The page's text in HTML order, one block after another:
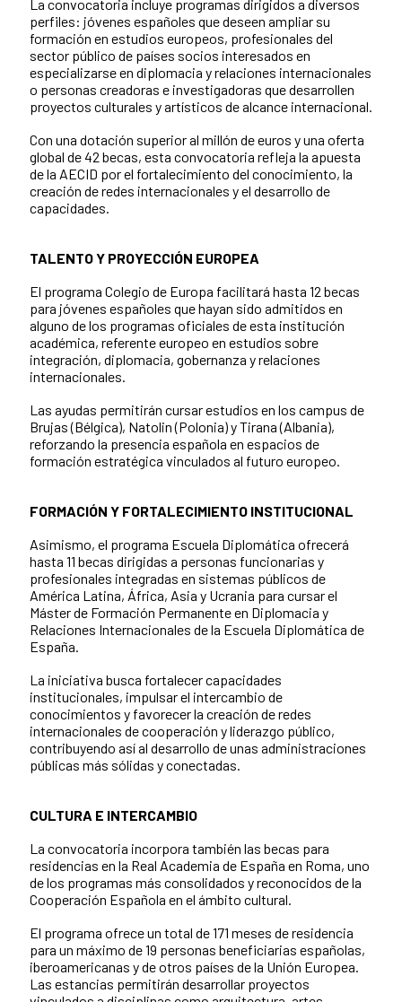
La convocatoria incluye programas dirigidos a diversos
perfiles: jóvenes españoles que deseen ampliar su
formación en estudios europeos, profesionales del
sector público de países socios interesados en
especializarse en diplomacia y relaciones internacionales
o personas creadoras e investigadoras que desarrollen
proyectos culturales y artísticos de alcance internacional.
Con una dotación superior al millón de euros y una oferta
global de 42 becas, esta convocatoria refleja la apuesta
de la AECID por el fortalecimiento del conocimiento, la
creación de redes internacionales y el desarrollo de
capacidades.
TALENTO Y PROYECCIÓN EUROPEA
El programa Colegio de Europa facilitará hasta 12 becas
para jóvenes españoles que hayan sido admitidos en
alguno de los programas oficiales de esta institución
académica, referente europeo en estudios sobre
integración, diplomacia, gobernanza y relaciones
internacionales.
Las ayudas permitirán cursar estudios en los campus de
Brujas (Bélgica), Natolin (Polonia) y Tirana (Albania),
reforzando la presencia española en espacios de
formación estratégica vinculados al futuro europeo.
FORMACIÓN Y FORTALECIMIENTO INSTITUCIONAL
Asimismo, el programa Escuela Diplomática ofrecerá
hasta 11 becas dirigidas a personas funcionarias y
profesionales integradas en sistemas públicos de
América Latina, África, Asia y Ucrania para cursar el
Máster de Formación Permanente en Diplomacia y
Relaciones Internacionales de la Escuela Diplomática de
España.
La iniciativa busca fortalecer capacidades
institucionales, impulsar el intercambio de
conocimientos y favorecer la creación de redes
internacionales de cooperación y liderazgo público,
contribuyendo así al desarrollo de unas administraciones
públicas más sólidas y conectadas.
CULTURA E INTERCAMBIO
La convocatoria incorpora también las becas para
residencias en la Real Academia de España en Roma, uno
de los programas más consolidados y reconocidos de la
Cooperación Española en el ámbito cultural.
El programa ofrece un total de 171 meses de residencia
para un máximo de 19 personas beneficiarias españolas,
iberoamericanas y de otros países de la Unión Europea.
Las estancias permitirán desarrollar proyectos